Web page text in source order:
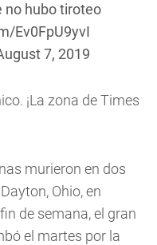
no hubo tiroteo
Ev0FpU9yvI
7, 2019
¡La zona de Times
murieron en dos
Ohio, en
de semana, el gran
el martes por la